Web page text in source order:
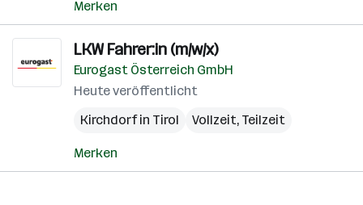
Merken
LKW Fahrer:in (m/w/x)
Eurogast Österreich GmbH
Heute veröffentlicht
Kirchdorf in Tirol
Vollzeit, Teilzeit
Merken